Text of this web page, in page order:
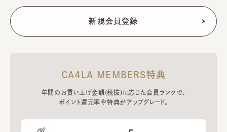
CA4LA MEMBERS特典
年間のお買い上げ金額(税抜)に応じた会員ランクで、
ポイント還元率や特典がアップグレード。